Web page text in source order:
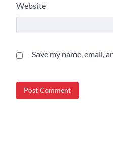
Website
Save my name, email,